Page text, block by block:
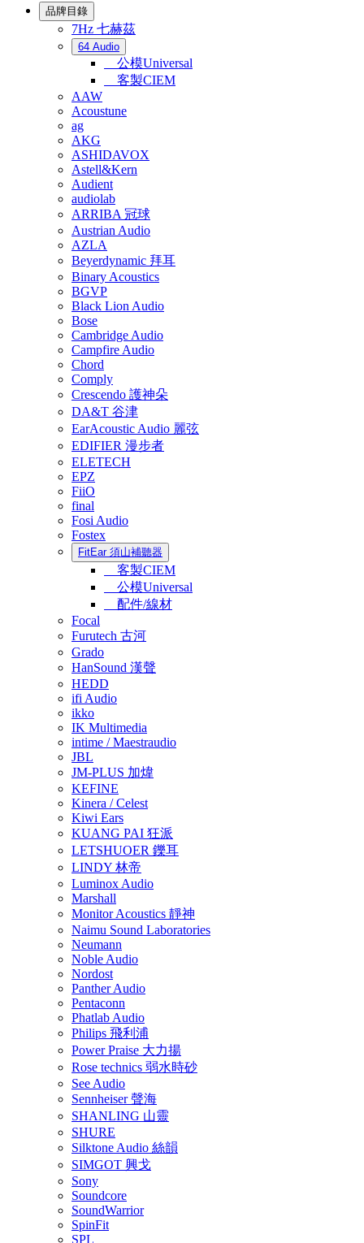
品牌目錄
7Hz 七赫茲
64 Audio
公模Universal
客製CIEM
AAW
Acoustune
ag
AKG
ASHIDAVOX
Astell&Kern
Audient
audiolab
ARRIBA 冠球
Austrian Audio
AZLA
Beyerdynamic 拜耳
Binary Acoustics
BGVP
Black Lion Audio
Bose
Cambridge Audio
Campfire Audio
Chord
Comply
Crescendo 護神朵
DA&T 谷津
EarAcoustic Audio 麗弦
EDIFIER 漫步者
ELETECH
EPZ
FiiO
final
Fosi Audio
Fostex
FitEar 須山補聽器
客製CIEM
公模Universal
配件/線材
Focal
Furutech 古河
Grado
HanSound 漢聲
HEDD
ifi Audio
ikko
IK Multimedia
intime / Maestraudio
JBL
JM-PLUS 加煒
KEFINE
Kinera / Celest
Kiwi Ears
KUANG PAI 狂派
LETSHUOER 鑠耳
LINDY 林帝
Luminox Audio
Marshall
Monitor Acoustics 靜神
Naimu Sound Laboratories
Neumann
Noble Audio
Nordost
Panther Audio
Pentaconn
Phatlab Audio
Philips 飛利浦
Power Praise 大力揚
Rose technics 弱水時砂
See Audio
Sennheiser 聲海
SHANLING 山靈
SHURE
Silktone Audio 絲韻
SIMGOT 興戈
Sony
Soundcore
SoundWarrior
SpinFit
SPL